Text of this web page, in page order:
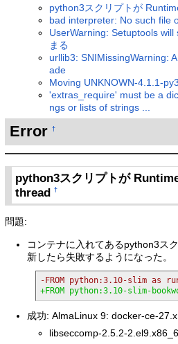
python3スクリプトが
bad interpreter: No such file
UserWarning: Setuptools
まる
urllib3: SNIMissingWarning:
ade
Moving UNKNOWN-4.1.1-
'extras_require' must be a
ngs or lists of strings ...
Error †
python3スクリプトが
thread†
問題:
コンテナに入れてあるpython3ス
新したら失敗するようになった。
-FROM python:3.10-slim as
+FROM python:3.10-slim-
成功: AlmaLinux 9: docker-ce-27.x
libseccomp-2.5.2-